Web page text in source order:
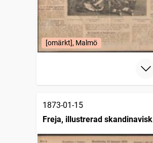
[omärkt], Malmö
1873-01-15
Freja, illustrerad skandinavisk
modetidning